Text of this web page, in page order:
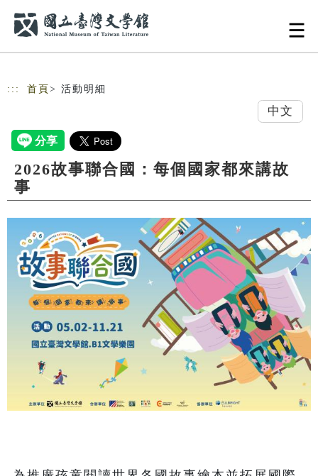
::: 首頁 > 活動明細
中文
2026故事聯合國：每個國家都來講故
事